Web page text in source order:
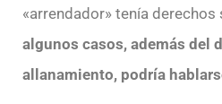
«arrendador» tenía
algunos casos, además del
allanamiento, podría